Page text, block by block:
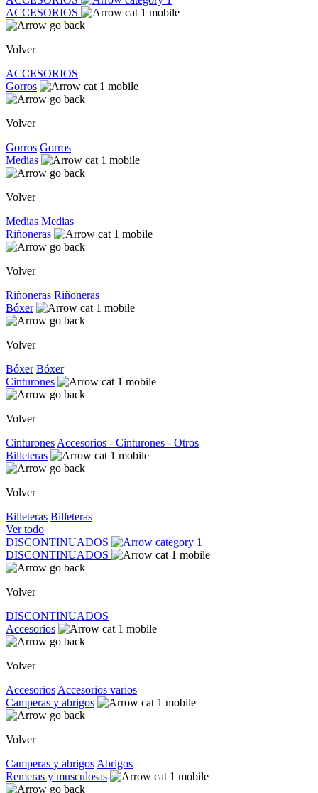
ACCESORIOS
Volver
ACCESORIOS
Gorros
Volver
Gorros Gorros
Medias
Volver
Medias Medias
Riñoneras
Volver
Riñoneras Riñoneras
Bóxer
Volver
Bóxer Bóxer
Cinturones
Volver
Cinturones Accesorios - Cinturones - Otros
Billeteras
Volver
Billeteras Billeteras
Ver todo
DISCONTINUADOS
DISCONTINUADOS
Volver
DISCONTINUADOS
Accesorios
Volver
Accesorios Accesorios varios
Camperas y abrigos
Volver
Camperas y abrigos Abrigos
Remeras y musculosas